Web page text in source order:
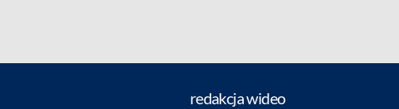
redakcja wideo